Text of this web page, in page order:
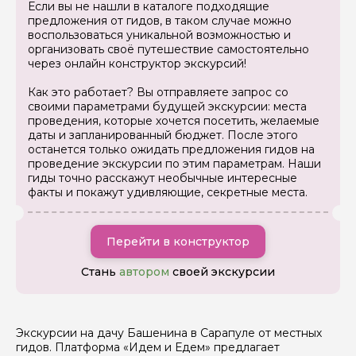
Если вы не нашли в каталоге подходящие
предложения от гидов, в таком случае можно
воспользоваться уникальной возможностью и
организовать своё путешествие самостоятельно
через онлайн конструктор экскурсий!
Как это работает? Вы отправляете запрос со
своими параметрами будущей экскурсии: места
проведения, которые хочется посетить, желаемые
даты и запланированный бюджет. После этого
останется только ожидать предложения гидов на
проведение экскурсии по этим параметрам. Наши
гиды точно расскажут необычные интересные
факты и покажут удивляющие, секретные места.
Перейти в конструктор
Стань автором своей экскурсии
Экскурсии на дачу Башенина в Сарапуле от местных
гидов. Платформа «Идем и Едем» предлагает
Ваша электронная почта
Ваш номер телефона
Вопросы и комментарии
Если у вас есть интересующие вопросы, можете их
задать